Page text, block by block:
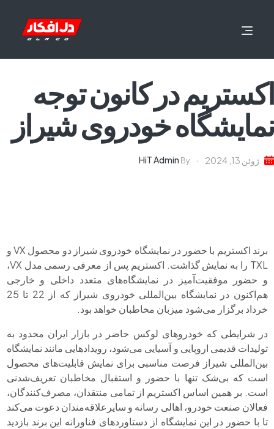
اکستریم در کانون توجه
نمایشگاه خودروی شیراز
ژوئن 13, 2024 By
HiT Admin
برند اکستریم با حضور در نمایشگاه خودروی شیراز دو محصول VX و
TXL را به نمایش گذاشت. اکستریم پس از معرفی رسمی مدل VX،
و حضور موفقیت‌آمیز در نمایشگاه‌های متعدد داخلی و خارجی
هم‌اکنون در نمایشگاه بین‌المللی خودروی شیراز که از 22 تا 25
خرداد برگزار می‌شود میزبان مخاطبان خواهد بود.
در شرایطی که خودروهای لوکس حاضر در بازار ایران محدود به
تولیدات قدیمی اروپایی و آسیایی می‌شود، رویدادهایی مانند نمایشگاه
بین‌المللی شیراز فرصت مناسبی برای نمایش قابلیت‌های محصول
است که بی‌شک تنها با حضور و استقبال مخاطبان تعریف‌شدنی
است. بر همین اساس اکستریم از تمامی منتقدان، مصرف‌کنندگان،
فعالان صنعت خودرو، اهالی رسانه و سایرعلاقه‌مندان دعوت می‌کند
تا با حضور در این نمایشگاه از دستاوردهای فناورانه این برند بازدید